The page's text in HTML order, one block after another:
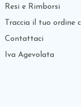
Resi e Rimborsi
Traccia il tuo ordine
Contattaci
Iva Agevolata